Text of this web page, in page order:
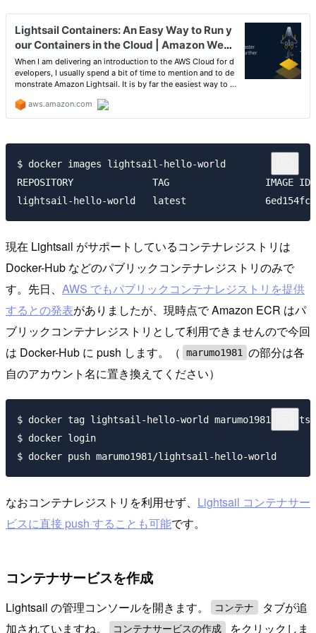
$ docker images lightsail-hello-world
REPOSITORY              TAG                 IMAGE
現在 Lightsail がサポートしているコンテナレジストリは
Docker-Hub などのパブリックコンテナレジストリのみで
す。先日、 AWS でもパブリックコンテナレジストリを提供
するとの発表がありましたが、現時点で Amazon ECR はパ
ブリックコンテナレジストリとして利用できませんので今回
は Docker-Hub に push します。（
marumo1981
の部分は各
自のアカウント名に置き換えてください）
$ docker tag lightsail-hello-world marumo1981/
$ docker login
なおコンテナレジストリを利用せず、 Lightsail コンテナサー
ビスに直接 push することも可能です。
コンテナサービスを作成
Lightsail の管理コンソールを開きます。 コンテナ
タブが追
加されていますね。
コンテナサービスの作成 をクリックしま